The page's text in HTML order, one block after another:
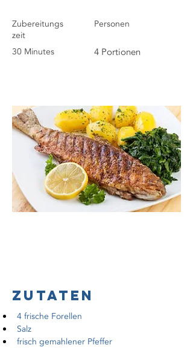
Zubereitungs
zeit
30 Minutes
Personen
4 Portionen
Zutaten
4 frische Forellen
Salz
frisch gemahlener Pfeffer